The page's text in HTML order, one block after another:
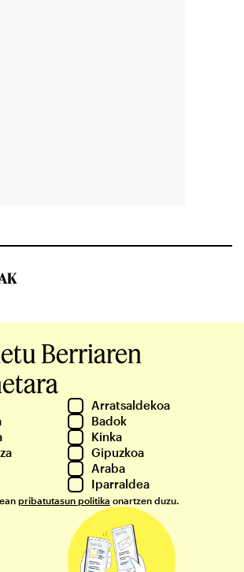
Berriaren
Arratsaldekoa
Badok
Kinka
Gipuzkoa
Araba
Iparraldea
pribatutasun politika onartzen duzu.